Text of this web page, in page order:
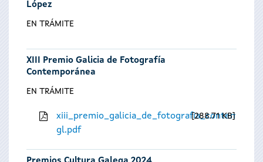
López
EN TRÁMITE
XIII Premio Galicia de Fotografía
Contemporánea
EN TRÁMITE
gl.pdf
288.71 KB